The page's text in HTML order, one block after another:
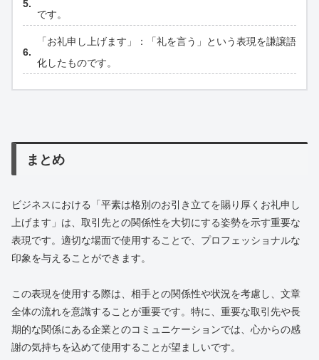
です。
「お礼申し上げます」：「礼を言う」という表現を謙譲語
化したものです。
まとめ
ビジネスにおける「平素は格別のお引き立てを賜り厚くお礼申し
上げます」は、取引先との関係性を大切にする姿勢を示す重要な
表現です。適切な場面で使用することで、プロフェッショナルな
印象を与えることができます。
この表現を使用する際は、相手との関係性や状況を考慮し、文章
全体の流れを意識することが重要です。特に、重要な取引先や長
期的な関係にある企業とのコミュニケーションでは、心からの感
謝の気持ちを込めて使用することが望ましいです。